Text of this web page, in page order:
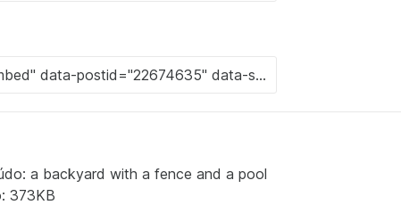
a backyard with a fence and a pool
373KB